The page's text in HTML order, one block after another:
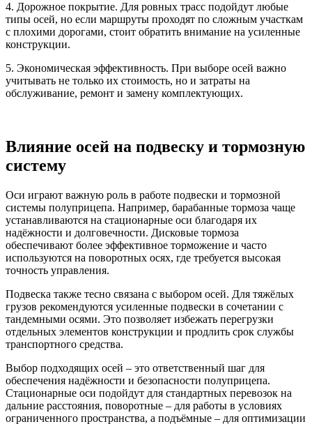
4. Дорожное покрытие. Для ровных трасс подойдут любые
типы осей, но если маршруты проходят по сложным участкам
с плохими дорогами, стоит обратить внимание на усиленные
конструкции.
5. Экономическая эффективность. При выборе осей важно
учитывать не только их стоимость, но и затраты на
обслуживание, ремонт и замену комплектующих.
Влияние осей на подвеску и тормозную
систему
Оси играют важную роль в работе подвески и тормозной
системы полуприцепа. Например, барабанные тормоза чаще
устанавливаются на стационарные оси благодаря их
надёжности и долговечности. Дисковые тормоза
обеспечивают более эффективное торможение и часто
используются на поворотных осях, где требуется высокая
точность управления.
Подвеска также тесно связана с выбором осей. Для тяжёлых
грузов рекомендуются усиленные подвески в сочетании с
тандемными осями. Это позволяет избежать перегрузки
отдельных элементов конструкции и продлить срок службы
транспортного средства.
Выбор подходящих осей – это ответственный шаг для
обеспечения надёжности и безопасности полуприцепа.
Стационарные оси подойдут для стандартных перевозок на
дальние расстояния, поворотные – для работы в условиях
ограниченного пространства, а подъёмные – для оптимизации